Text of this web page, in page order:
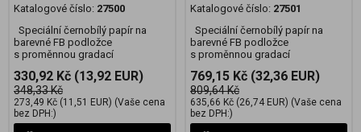
Katalogové číslo: 27500
Speciální černobílý papír na
barevné FB podložce
s proměnnou gradací
330,92 Kč (13,92 EUR)
348,33 Kč
273,49 Kč (11,51 EUR) (Vaše cena
bez DPH:)
Katalogové číslo: 27501
Speciální černobílý papír na
barevné FB podložce
s proměnnou gradací
769,15 Kč (32,36 EUR)
809,64 Kč
635,66 Kč (26,74 EUR) (Vaše cena
bez DPH:)